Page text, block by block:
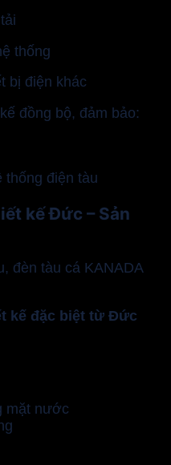
thống
bị điện khác
đồng bộ, đảm bảo:
điện tàu
kế Đức – Sản
đèn tàu cá KANADA
kế đặc biệt từ Đức
mặt nước